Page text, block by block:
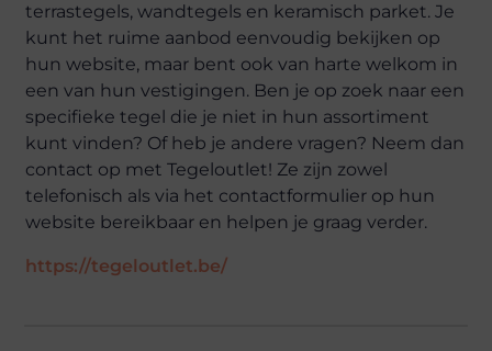
terrastegels, wandtegels en keramisch parket. Je
kunt het ruime aanbod eenvoudig bekijken op
hun website, maar bent ook van harte welkom in
een van hun vestigingen. Ben je op zoek naar een
specifieke tegel die je niet in hun assortiment
kunt vinden? Of heb je andere vragen? Neem dan
contact op met Tegeloutlet! Ze zijn zowel
telefonisch als via het contactformulier op hun
website bereikbaar en helpen je graag verder.
https://tegeloutlet.be/